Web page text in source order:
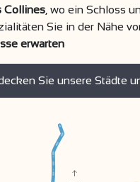
Collines , wo ein Schloss
Sie in der Nähe
erwarten
Sie unsere Städte